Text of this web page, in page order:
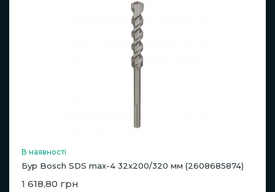
В наявності
Бур Bosch SDS max-4 32x200/320 мм (2608685874)
1 618,80 грн